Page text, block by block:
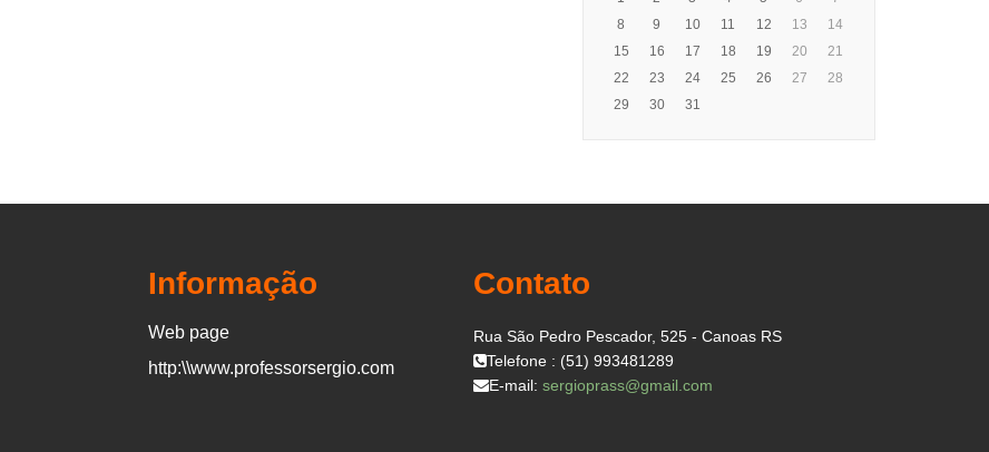
8
9 10 11 12 13
14
15
16 17 18 19 20
21
22
23 24 25 26 27
28
29
30 31
Informação
Web page
http:\\www.professorsergio.com
Contato
Rua São Pedro Pescador, 525 - Canoas RS
Telefone : (51) 993481289
E-mail:sergioprass@gmail.com